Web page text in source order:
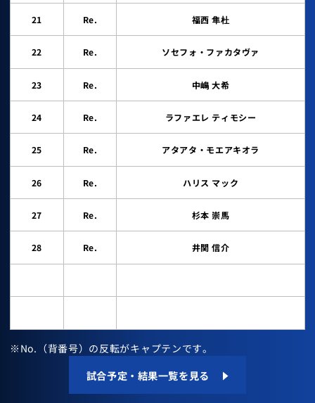
21 Re. 福西 隼杜
22 Re. ソセフォ・ファカタヴァ
23 Re. 中嶋 大希
24 Re. ラファエレ ティモシー
25 Re. アタアタ・モエアキオラ
26 Re. ハリス マック
27 Re. 杉本 崇馬
28 Re. 井関 信介
※No.（背番号）の反転がキャプテンです。
試合予定・結果一覧を見る